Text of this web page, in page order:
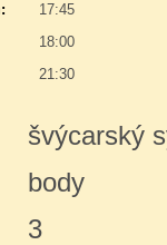
17:45
18:00
21:30
švýcarský
body
3